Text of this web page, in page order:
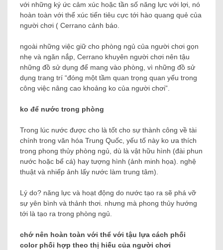
với những ký ức cảm xúc hoặc tần số năng lực với lợi, nó
hoàn toàn với thể xúc tiến tiêu cực tới hào quang quẻ của
người chơi ( Cerrano cảnh báo.
ngoài những việc giữ cho phòng ngủ của người chơi gọn
nhẹ và ngăn nắp, Cerrano khuyên người chơi nên tậu
những đồ sử dụng để mang vào phòng, vì những đồ sử
dụng trang trí “đóng một tầm quan trọng quan yếu trong
công việc nâng cao khoảng ko của người chơi”.
ko để nước trong phòng
Trong lúc nước được cho là tốt cho sự thành công về tài
chính trong văn hóa Trung Quốc, yếu tố này ko ưa thích
trong phong thủy phòng ngủ, dù là vật hữu hình (đài phun
nước hoặc bể cá) hay tượng hình (ảnh minh họa). nghệ
thuật và nhiếp ảnh lấy nước làm trung tâm).
Lý do? năng lực và hoạt động do nước tạo ra sẽ phá vỡ
sự yên bình và thảnh thơi. nhưng mà phong thủy hướng
tới là tạo ra trong phòng ngủ.
chớ nên hoàn toàn với thể với tậu lựa cách phối
color phối hợp theo thị hiếu của người chơi